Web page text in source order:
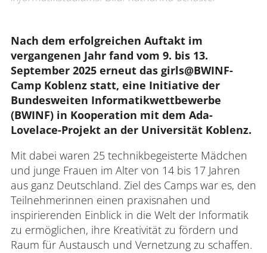
Personalentwicklungszentrum
Interdisziplinäres Karriere- und
Studienzentrum
Interdisziplinäres Zentrum für Lehre
Zentrum für Lehrkräftebildung
Zentrum für Fernstudien und
Universitäre Weiterbildung
Zentrum für Informations- und
Nach dem erfolgreichen Auftakt im
vergangenen Jahr fand vom 9. bis 13.
September 2025 erneut das girls@BWINF-
Camp Koblenz statt, eine Initiative der
Bundesweiten Informatikwettbewerbe
(BWINF) in Kooperation mit dem Ada-
Lovelace-Projekt an der Universität Koblenz.
Mit dabei waren 25 technikbegeisterte Mädchen
und junge Frauen im Alter von 14 bis 17 Jahren
aus ganz Deutschland. Ziel des Camps war es, den
Teilnehmerinnen einen praxisnahen und
inspirierenden Einblick in die Welt der Informatik
zu ermöglichen, ihre Kreativität zu fördern und
Raum für Austausch und Vernetzung zu schaffen.